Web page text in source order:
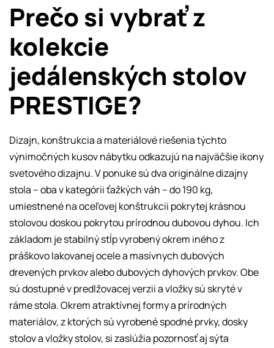
Prečo si vybrať z
kolekcie
jedálenských stolov
PRESTIGE?
Dizajn, konštrukcia a materiálové riešenia týchto
výnimočných kusov nábytku odkazujú na najväčšie ikony
svetového dizajnu. V ponuke sú dva originálne dizajny
stola – oba v kategórii ťažkých váh – do 190 kg,
umiestnené na oceľovej konštrukcii pokrytej krásnou
stolovou doskou pokrytou prírodnou dubovou dyhou. Ich
základom je stabilný stĺp vyrobený okrem iného z
práškovo lakovanej ocele a masívnych dubových
drevených prvkov alebo dubových dyhových prvkov. Obe
sú dostupné v predlžovacej verzii a vložky sú skryté v
ráme stola. Okrem atraktívnej formy a prírodných
materiálov, z ktorých sú vyrobené spodné prvky, dosky
stolov a vložky stolov, si zaslúžia pozornosť aj sýta